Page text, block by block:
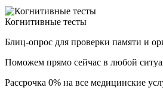
Когнитивные тесты
Блиц-опрос для проверки памяти и
Поможем прямо сейчас в любой
Рассрочка 0% на все медицинские